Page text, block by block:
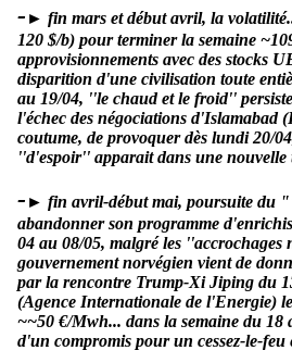
- ► fin mars et début avril, la
120 $/b) pour terminer la semaine
approvisionnements avec des stocks
disparition d'une civilisation toute
au 19/04, ''le chaud et le froid''
l'échec des négociations d'Islamabad
coutume, de provoquer dès lundi 20/
''d'espoir'' apparait dans une
- ► fin avril-début mai, poursuite du
abandonner son programme
04 au 08/05, malgré les
gouvernement norvégien vient de
par la rencontre Trump-Xi Jiping du
(Agence Internationale de l'Energie)
~~50 €/Mwh... dans la semaine du
d'un compromis pour un cessez-le-